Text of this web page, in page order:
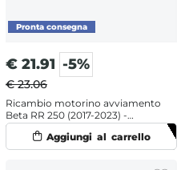
€ 21.91 -5%
€ 23.06
Ricambio motorino avviamento
Beta RR 250 (2017-2023) -
Spazzole